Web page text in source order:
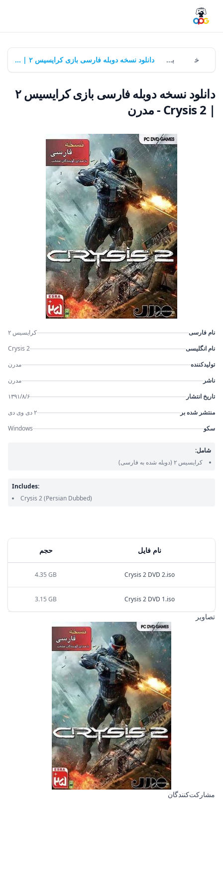
خانه بازی‌ها دانلود نسخه دوبله فارسی بازی کرایسیس ۲ | Crysis 2 - مدرن
دانلود نسخه دوبله فارسی بازی کرایسیس ۲
| Crysis 2 - مدرن
نام فایل حجم
Crysis 2 DVD 2.iso
4.35 GB
Crysis 2 DVD 1.iso
3.15 GB
تصاویر
مشارکت‌کنندگان
نام فارسی
کرایسیس ۲
نام انگلیسی
Crysis 2
تولیدکننده
مدرن
ناشر
مدرن
تاریخ انتشار
۱۳۹۱/۸/۶
منتشر شده بر
۲ دی وی دی
سکو
Windows
شامل:
کرایسیس ۲
(دوبله شده به فارسی)
Includes:
Crysis 2(Persian Dubbed)